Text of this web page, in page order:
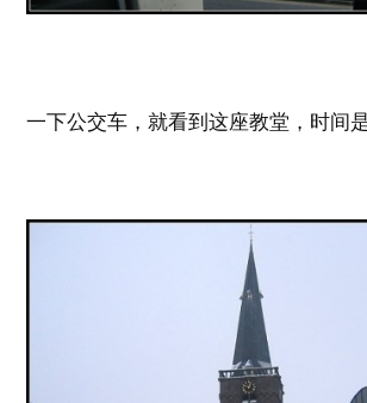
一下公交车，就看到这座教堂，时间